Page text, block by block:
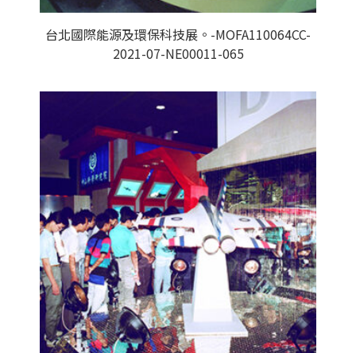
台北國際能源及環保科技展。-MOFA110064CC-
2021-07-NE00011-065